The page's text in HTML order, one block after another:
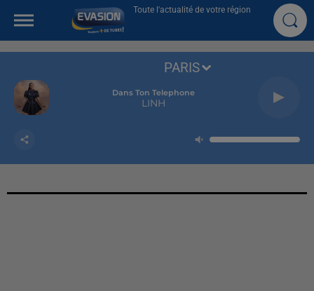
Toute l'actualité de votre région
Dans Ton Telephone
LINH
PARIS